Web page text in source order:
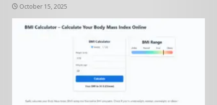
October 15, 2025